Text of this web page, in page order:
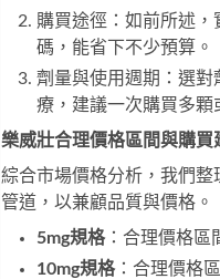
購買途徑：如前所述
碼，能省下不少預算。
劑量與使用週期：選對
療，建議一次購買多顆
樂威壯合理價格區間與購買
綜合市場價格分析，我們
管道，以兼顧品質與價格。
5mg規格：合理價格區
10mg規格：合理價格